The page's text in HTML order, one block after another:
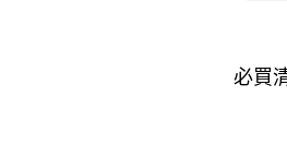
必買